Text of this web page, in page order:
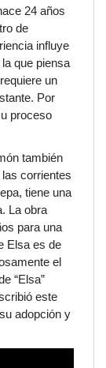
24 años
de
influye
que piensa
un
Por
proceso
también
corrientes
tiene una
La obra
para una
Elsa es de
el
“Elsa”
este
adopción y